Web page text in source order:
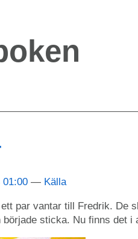
01:00 Källa
par vantar till Fredrik. De
sticka. Nu finns det i